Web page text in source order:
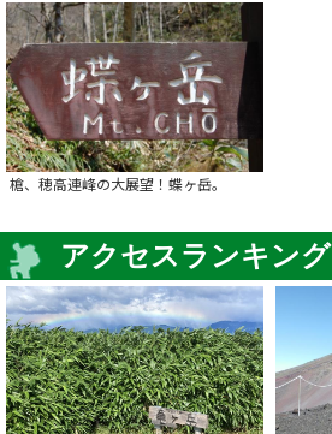
槍、穂高連峰の大展望！蝶ヶ岳。
アクセスランキング